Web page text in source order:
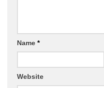
Name *
Website